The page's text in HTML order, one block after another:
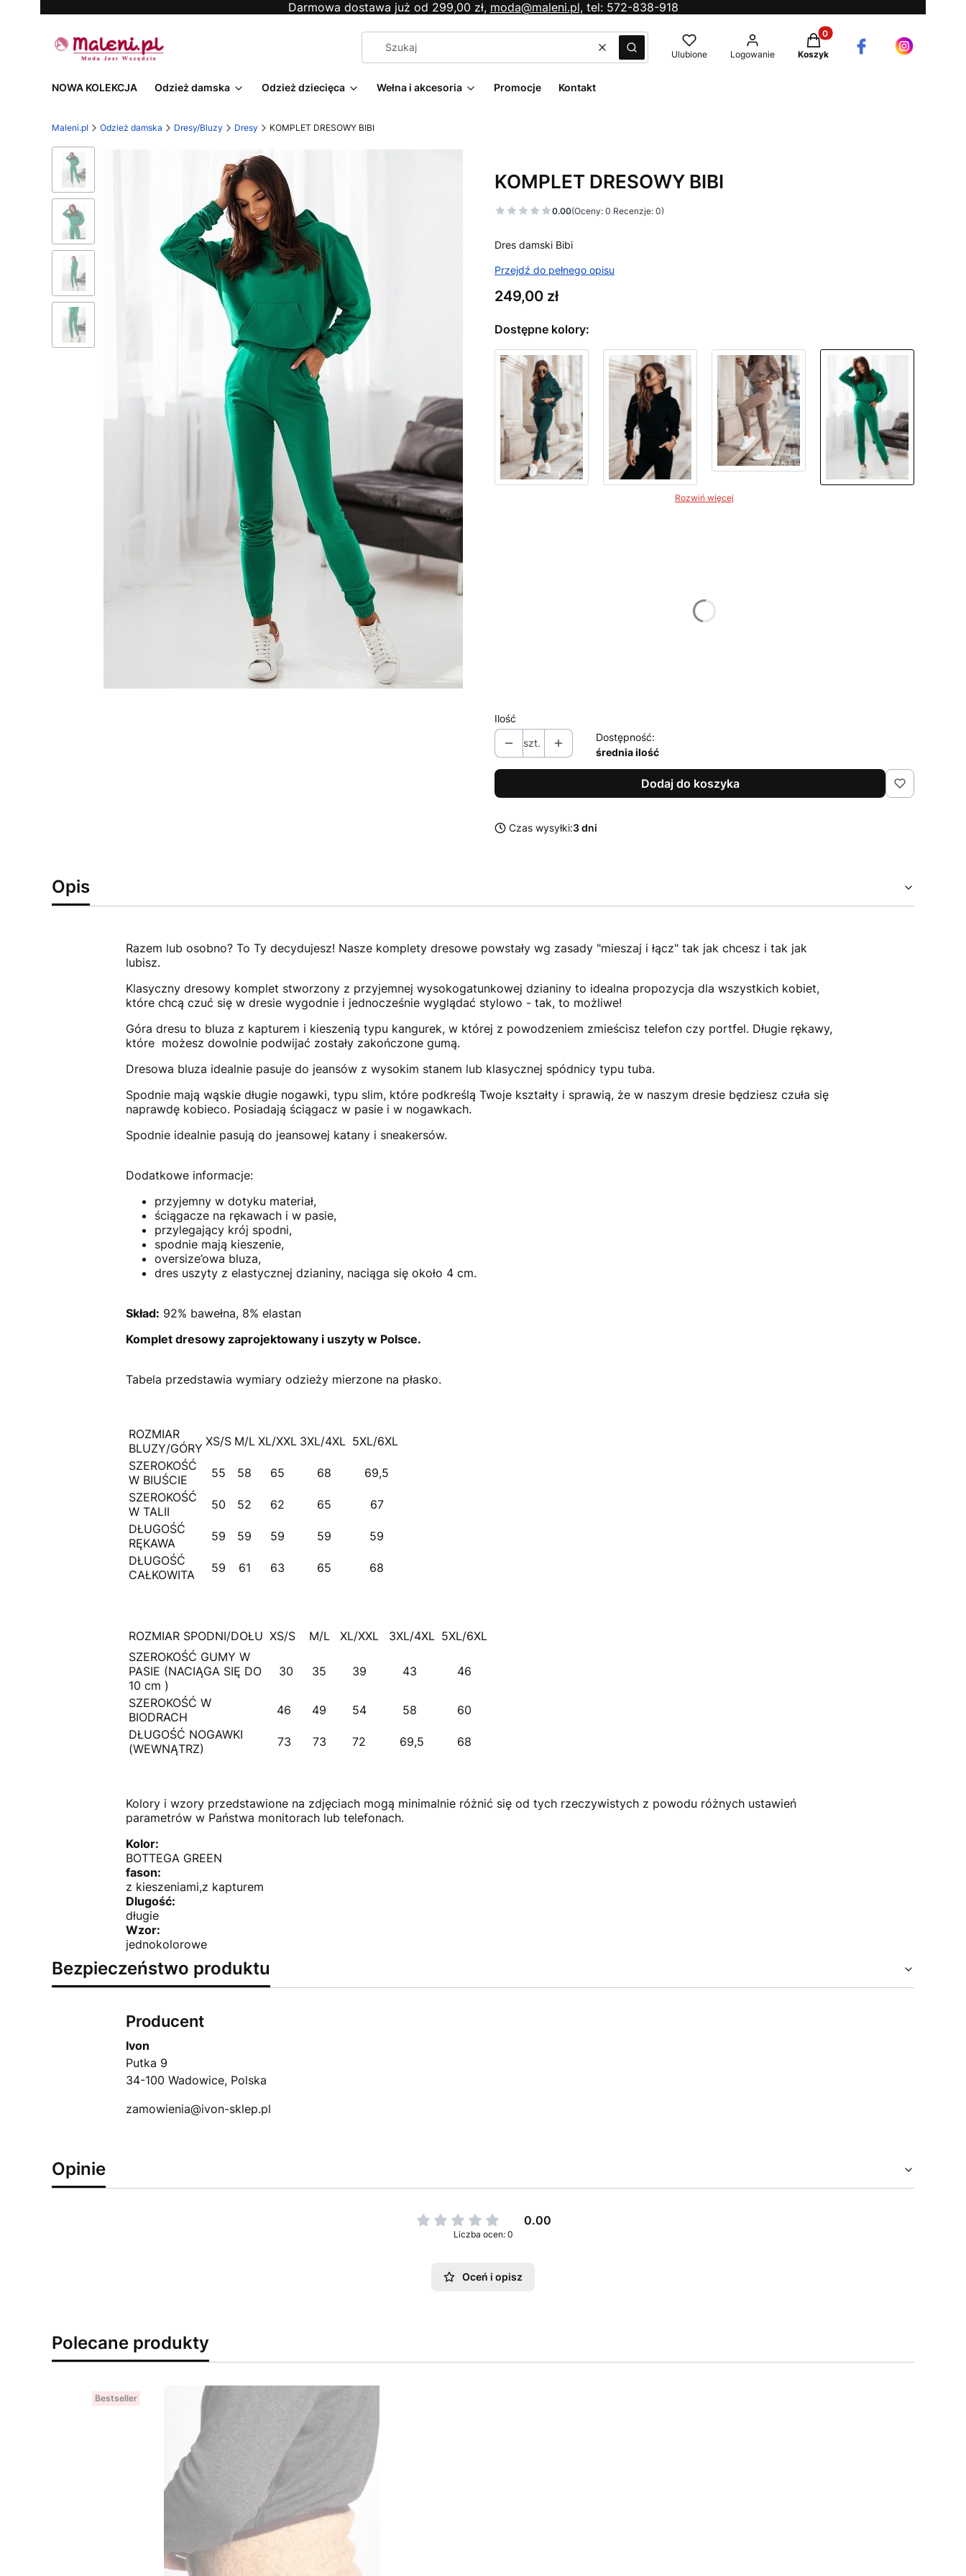
Darmowa dostawa już od 299,00 zł, moda@maleni.pl,tel: 572-838-918
WyczyśćSzukaj Ulubione Logowanie
Produkty w koszyku: 0.
Koszyk
NOWA KOLEKCJA Odzież damska Odzież dziecięca Wełna i akcesoria Promocje Kontakt
Maleni.pl Odzież damska Dresy/Bluzy Dresy KOMPLET DRESOWY BIBI
KOMPLET DRESOWY BIBI
0.00(Oceny: 0 Recenzje: 0)
Dres damski Bibi
Przejdź do pełnego opisu
Cena
249,00 zł
Dostępne kolory:
Rozwiń więcej
Ilość
szt.
Dostępność:
średnia ilość
Dodaj do koszyka
Czas wysyłki:3 dni
Opis
Razem lub osobno? To Ty decydujesz! Nasze komplety dresowe powstały wg zasady "mieszaj i łącz" tak jak chcesz i tak jak
lubisz.
Klasyczny dresowy komplet stworzony z przyjemnej wysokogatunkowej dzianiny to idealna propozycja dla wszystkich kobiet,
które chcą czuć się w dresie wygodnie i jednocześnie wyglądać stylowo - tak, to możliwe!
Góra dresu to bluza z kapturem i kieszenią typu kangurek, w której z powodzeniem zmieścisz telefon czy portfel. Długie rękawy,
które możesz dowolnie podwijać zostały zakończone gumą.
Dresowa bluza idealnie pasuje do jeansów z wysokim stanem lub klasycznej spódnicy typu tuba.
Spodnie mają wąskie długie nogawki, typu slim, które podkreślą Twoje kształty i sprawią, że w naszym dresie będziesz czuła się
naprawdę kobieco. Posiadają ściągacz w pasie i w nogawkach.
Spodnie idealnie pasują do jeansowej katany i sneakersów.
Dodatkowe informacje:
przyjemny w dotyku materiał,
ściągacze na rękawach i w pasie,
przylegający krój spodni,
spodnie mają kieszenie,
oversize’owa bluza,
dres uszyty z elastycznej dzianiny, naciąga się około 4 cm.
Skład: 92% bawełna, 8% elastan
Komplet dresowy zaprojektowany i uszyty w Polsce.
Tabela przedstawia wymiary odzieży mierzone na płasko.
ROZMIAR
BLUZY/GÓRY XS/S M/L XL/XXL 3XL/4XL 5XL/6XL
SZEROKOŚĆ
W BIUŚCIE
55 58 65 68
69,5
SZEROKOŚĆ
W TALII
50 52 62 65
67
DŁUGOŚĆ
RĘKAWA
59 59 59 59
59
DŁUGOŚĆ
CAŁKOWITA
59 61 63 65 68
ROZMIAR SPODNI/DOŁU XS/S M/L XL/XXL 3XL/4XL 5XL/6XL
SZEROKOŚĆ GUMY W
PASIE (NACIĄGA SIĘ DO
10 cm )
30 35 39 43 46
SZEROKOŚĆ W
BIODRACH
46 49 54 58
60
DŁUGOŚĆ NOGAWKI
(WEWNĄTRZ)
73 73 72 69,5 68
Kolory i wzory przedstawione na zdjęciach mogą minimalnie różnić się od tych rzeczywistych z powodu różnych ustawień
parametrów w Państwa monitorach lub telefonach.
Kolor:
BOTTEGA GREEN
fason:
z kieszeniami,z kapturem
Dlugość:
długie
Wzor:
jednokolorowe
Bezpieczeństwo produktu
Producent
Ivon
Putka 9
34-100 Wadowice, Polska
zamowienia@ivon-sklep.pl
Opinie
0.00
Liczba ocen: 0
Oceń i opisz
Polecane produkty
Bestseller